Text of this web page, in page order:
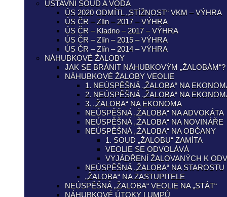
ÚSTAVNÍ SOUD A VODA
ÚS 2020 ODMÍTL „STÍŽNOST“ VKM – VÝHRA
ÚS ČR – Zlín – 2017 – VÝHRA
ÚS ČR – Kladno – 2017 – VÝHRA
ÚS ČR – Zlín – 2015 – VÝHRA
ÚS ČR – Zlín – 2014 – VÝHRA
NÁHUBKOVÉ ŽALOBY
JAK SE BRÁNIT NÁHUBKOVÝM „ŽALOBÁM“?
NÁHUBKOVÉ ŽALOBY VEOLIE
1. NEÚSPĚŠNÁ „ŽALOBA“ NA
2. NEÚSPĚŠNÁ „ŽALOBA“ NA
3. „ŽALOBA“ NA EKONOMA
NEÚSPĚŠNÁ „ŽALOBA“ NA ADVOKÁTA
NEÚSPĚŠNÁ „ŽALOBA“ NA NOVINÁŘE
NEÚSPĚŠNÁ „ŽALOBA“ NA OBČANY
1. SOUD „ŽALOBU“ ZAMÍTA
VEOLIE SE ODVOLÁVÁ
VYJÁDŘENÍ ŽALOVANÝCH K
NEÚSPĚŠNÁ „ŽALOBA“ NA STAROSTU
„ŽALOBA“ NA ZASTUPITELE
NEÚSPĚŠNÁ „ŽALOBA“ VEOLIE NA „STÁT“
NÁHUBKOVÉ ÚTOKY LUMPŮ